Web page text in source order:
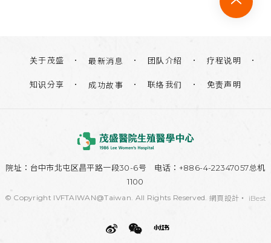
关于茂盛 最新消息 团队介绍 疗程说明
知识分享 成功故事 联络我们 免责声明
院址： 台中市北屯区昌平路一段30-6号 电话：+886-4-22347057总机
1100
© Copyright IVFTAIWAN@Taiwan. All Rights Reserved. 網頁設計 ‧ iBest